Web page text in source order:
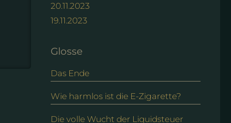
20.11.2023
19.11.2023
Glosse
Das Ende
Wie harmlos ist die E-Zigarette?
Die volle Wucht der Liquidsteuer